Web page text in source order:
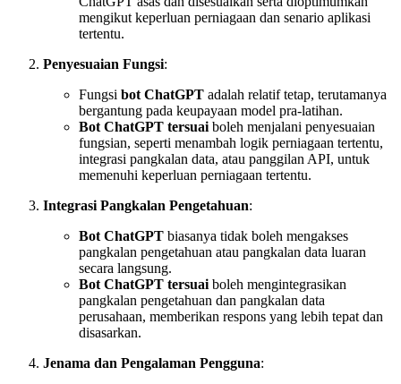
mengikut keperluan perniagaan dan senario aplikasi
tertentu.
Penyesuaian Fungsi:
Fungsi bot ChatGPT adalah relatif tetap, terutamanya
bergantung pada keupayaan model pra-latihan.
Bot ChatGPT tersuai boleh menjalani penyesuaian
fungsian, seperti menambah logik perniagaan tertentu,
integrasi pangkalan data, atau panggilan API, untuk
memenuhi keperluan perniagaan tertentu.
Integrasi Pangkalan Pengetahuan:
Bot ChatGPT biasanya tidak boleh mengakses
pangkalan pengetahuan atau pangkalan data luaran
secara langsung.
Bot ChatGPT tersuai boleh mengintegrasikan
pangkalan pengetahuan dan pangkalan data
perusahaan, memberikan respons yang lebih tepat dan
disasarkan.
Jenama dan Pengalaman Pengguna: